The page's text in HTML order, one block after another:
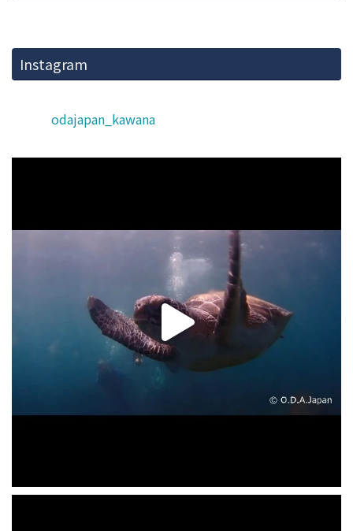
Instagram
odajapan_kawana